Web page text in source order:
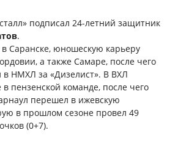
подписал 24-летний защитник
.
Саранске, юношескую карьеру
а также Самаре, после чего
в НМХЛ за «Дизелист». В ВХЛ
пензенской команде, после чего
перешел в ижевскую
в прошлом сезоне провел 49
(0+7).